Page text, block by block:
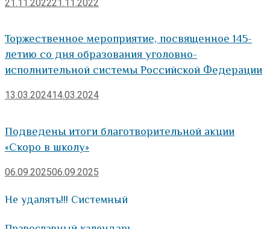
21.11.202221.11.2022
Торжественное мероприятие, посвященное 145-
летию со дня образования уголовно-
исполнительной системы Российской Федерации
13.03.202414.03.2024
Подведены итоги благотворительной акции
«Скоро в школу»
06.09.202506.09.2025
Не удалять!!! Системный